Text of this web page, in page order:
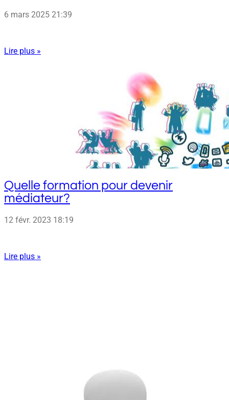
6 mars 2025 21:39
Lire plus »
Quelle formation pour devenir
médiateur?
12 févr. 2023 18:19
Lire plus »